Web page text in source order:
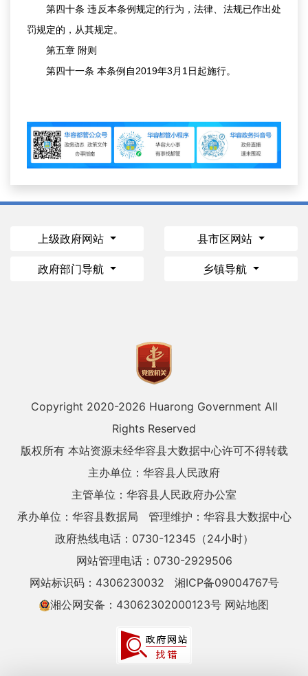
第四十条 违反本条例规定的行为，法律、法规已作出处
罚规定的，从其规定。
第五章 附则
第四十一条 本条例自2019年3月1日起施行。
上级政府网站 县市区网站
政府部门导航 乡镇导航
Copyright 2020-2026 Huarong Government All
Rights Reserved
版权所有 本站资源未经华容县大数据中心许可不得转载
主办单位：华容县人民政府
主管单位：华容县人民政府办公室
承办单位：华容县数据局
管理维护：华容县大数据中心
政府热线电话：0730-12345（24小时）
网站管理电话：0730-2929506
网站标识码：4306230032
湘ICP备09004767号
湘公网安备：43062302000123号 网站地图